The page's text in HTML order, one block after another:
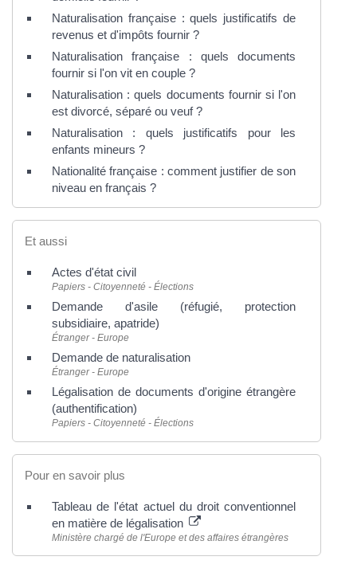
Naturalisation française : quels justificatifs de
revenus et d'impôts fournir ?
Naturalisation française : quels documents
fournir si l'on vit en couple ?
Naturalisation : quels documents fournir si l'on
est divorcé, séparé ou veuf ?
Naturalisation : quels justificatifs pour les
enfants mineurs ?
Nationalité française : comment justifier de son
niveau en français ?
Et aussi
Actes d'état civil
Papiers - Citoyenneté - Élections
Demande d'asile (réfugié, protection
subsidiaire, apatride)
Étranger - Europe
Demande de naturalisation
Étranger - Europe
Légalisation de documents d'origine étrangère
(authentification)
Papiers - Citoyenneté - Élections
Pour en savoir plus
Tableau de l'état actuel du droit conventionnel
en matière de légalisation
Ministère chargé de l'Europe et des affaires étrangères